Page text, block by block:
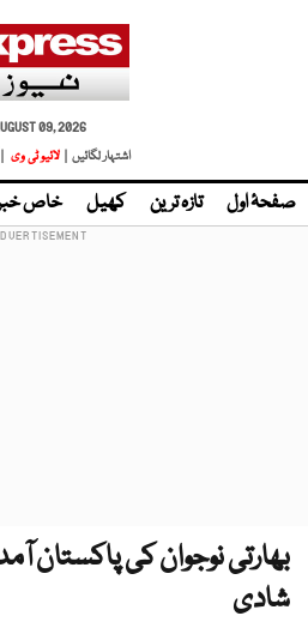
09, 2026
اشتہار لگائیں |
لائیو ٹی وی
صفحۂ اول تازہ ترین کھیل خاص
بھارتی نوجوان کی
شادی